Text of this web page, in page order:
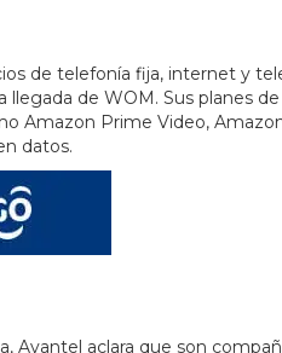
de telefonía fija, internet y
de WOM. Sus planes
Amazon Prime Video,
datos.
Avantel aclara que son